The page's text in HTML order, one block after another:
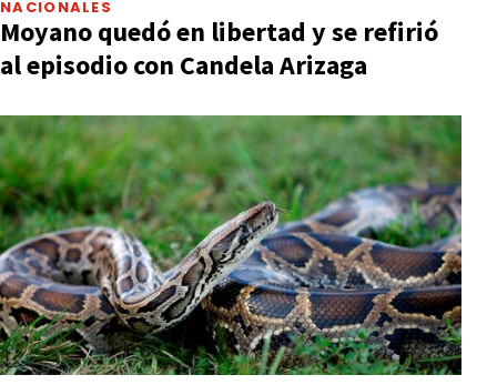
NACIONALES
Moyano quedó en libertad y se refirió
al episodio con Candela Arizaga